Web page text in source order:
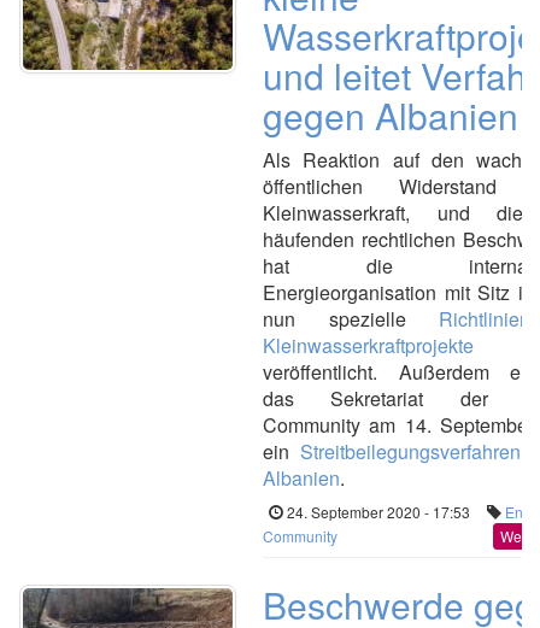
und leitet
gegen Albanien
Als Reaktion auf den
öffentlichen Widerstand
Kleinwasserkraft, und
häufenden rechtlichen
hat die
Energieorganisation mit Sitz
nun spezielle
Kleinwasserkraftprojekte
veröffentlicht. Außerdem
das Sekretariat der
Community am 14.
ein Streitbeilegungsverfahren
Albanien.
24. September 2020 - 17:53
Community
Beschwerde